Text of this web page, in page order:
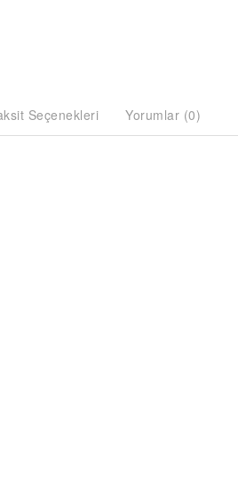
Seçenekleri Yorumlar (0)